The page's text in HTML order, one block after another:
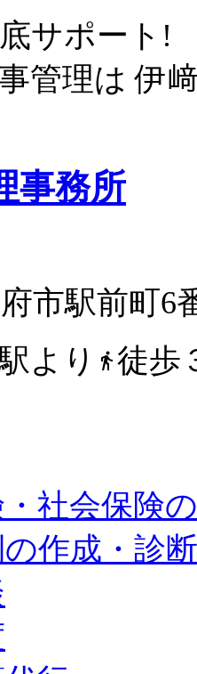
サポート!
管理は伊
事務所
市駅前町6
より
 徒歩
社会保険
作成・診断